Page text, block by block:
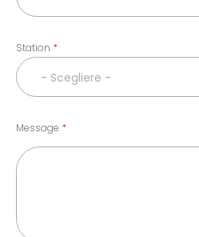
Station
- Scegliere -
Message